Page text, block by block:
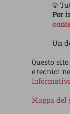
©
Per
Un
Questo
e tecnici
Mappa del